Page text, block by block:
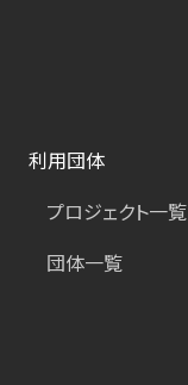
利用団体
プロジェクト一覧
団体一覧